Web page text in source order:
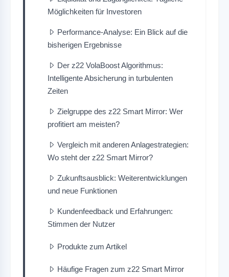
Möglichkeiten für Investoren
Performance-Analyse: Ein Blick auf die
bisherigen Ergebnisse
Der z22 VolaBoost Algorithmus:
Intelligente Absicherung in turbulenten
Zeiten
Zielgruppe des z22 Smart Mirror: Wer
profitiert am meisten?
Vergleich mit anderen Anlagestrategien:
Wo steht der z22 Smart Mirror?
Zukunftsausblick: Weiterentwicklungen
und neue Funktionen
Kundenfeedback und Erfahrungen:
Stimmen der Nutzer
Produkte zum Artikel
Häufige Fragen zum z22 Smart Mirror